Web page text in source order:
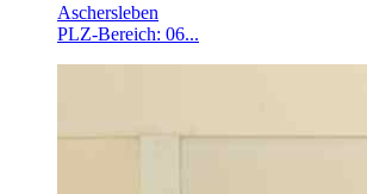
Aschersleben
PLZ-Bereich: 06...